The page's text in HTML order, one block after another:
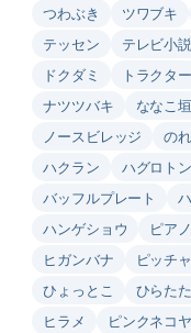
つわぶき
ツワブキ
テッセン
テレビ小説
ドクダミ
トラクター
ナツツバキ
ななこ垣
ノースビレッジ
の
ハクラン
ハグロト
バッフルプレート
ハンゲショウ
ピア
ヒガンバナ
ピッチ
ひょっとこ
ひらた
ヒラメ
ピンクネコ